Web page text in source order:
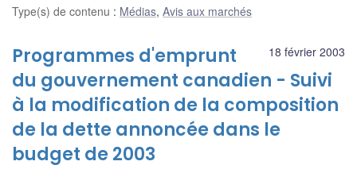
Type(s) de contenu : Médias, Avis aux marchés
18 février 2003
Programmes d'emprunt
du gouvernement canadien - Suivi
à la modification de la composition
de la dette annoncée dans le
budget de 2003